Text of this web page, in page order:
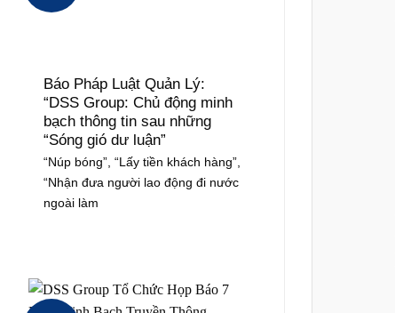
Báo Pháp Luật Quản Lý:
“DSS Group: Chủ động minh
bạch thông tin sau những
“Sóng gió dư luận”
“Núp bóng”, “Lấy tiền khách hàng”,
“Nhận đưa người lao động đi nước
ngoài làm